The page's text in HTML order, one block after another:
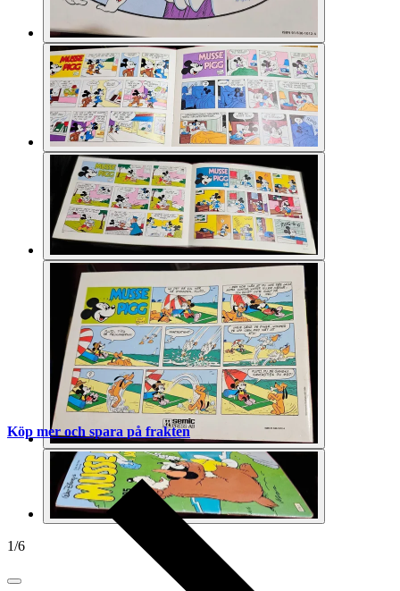
1/6
Köp mer och spara på frakten